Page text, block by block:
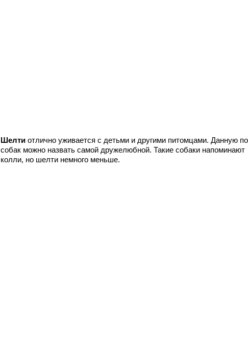
Шелти отлично уживается с детьми и другими питомцами. Данную
собак можно назвать самой дружелюбной. Такие собаки напоминают
колли, но шелти немного меньше.